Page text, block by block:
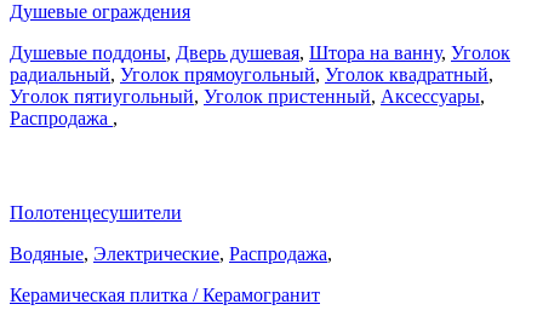
Душевые ограждения
Душевые поддоны, Дверь душевая, Штора на ванну, Уголок
радиальный, Уголок прямоугольный, Уголок квадратный,
Уголок пятиугольный, Уголок пристенный, Аксессуары,
Распродажа ,
Полотенцесушители
Водяные, Электрические, Распродажа,
Керамическая плитка / Керамогранит